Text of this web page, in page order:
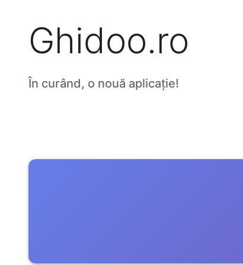
Ghidoo.ro
În curând, o nouă aplicație!